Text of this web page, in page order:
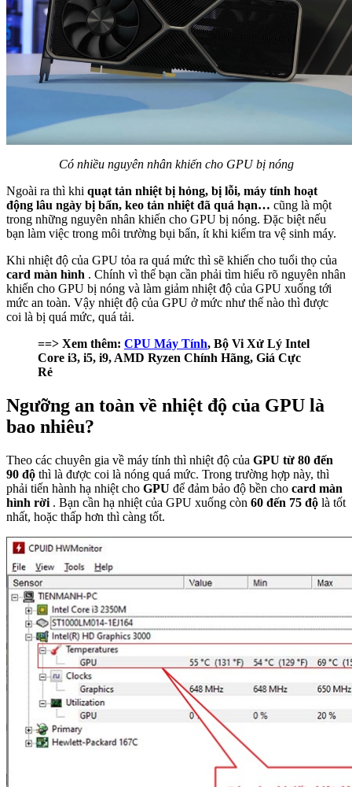
Có nhiều nguyên nhân khiến cho GPU bị nóng
Ngoài ra thì khi quạt tản nhiệt bị hỏng, bị lỗi, máy tính hoạt
động lâu ngày bị bẩn, keo tản nhiệt đã quá hạn… cũng là một
trong những nguyên nhân khiến cho GPU bị nóng. Đặc biệt nếu
bạn làm việc trong môi trường bụi bẩn, ít khi kiểm tra vệ sinh máy.
Khi nhiệt độ của GPU tỏa ra quá mức thì sẽ khiến cho tuổi thọ của
card màn hình . Chính vì thế bạn cần phải tìm hiểu rõ nguyên nhân
khiến cho GPU bị nóng và làm giảm nhiệt độ của GPU xuống tới
mức an toàn. Vậy nhiệt độ của GPU ở mức như thế nào thì được
coi là bị quá mức, quá tải.
==> Xem thêm: CPU Máy Tính, Bộ Vi Xử Lý Intel
Core i3, i5, i9, AMD Ryzen Chính Hãng, Giá Cực
Rẻ
Ngưỡng an toàn về nhiệt độ của GPU là
bao nhiêu?
Theo các chuyên gia về máy tính thì nhiệt độ của GPU từ 80 đến
90 độ thì là được coi là nóng quá mức. Trong trường hợp này, thì
phải tiến hành hạ nhiệt cho GPU để đảm bảo độ bền cho card màn
hình rời . Bạn cần hạ nhiệt của GPU xuống còn 60 đến 75 độ là tốt
nhất, hoặc thấp hơn thì càng tốt.